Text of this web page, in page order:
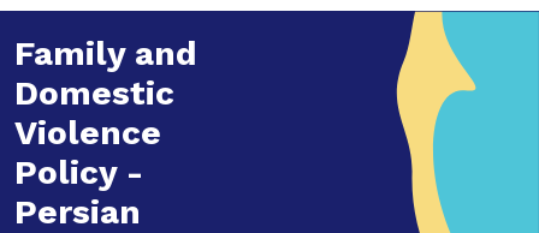
Family and
Domestic
Violence
Policy -
Persian